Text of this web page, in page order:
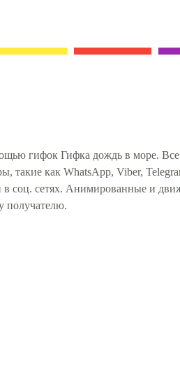
гифок Гифка дождь в море.
такие как WhatsApp, Viber,
соц. сетях. Анимированные и
получателю.